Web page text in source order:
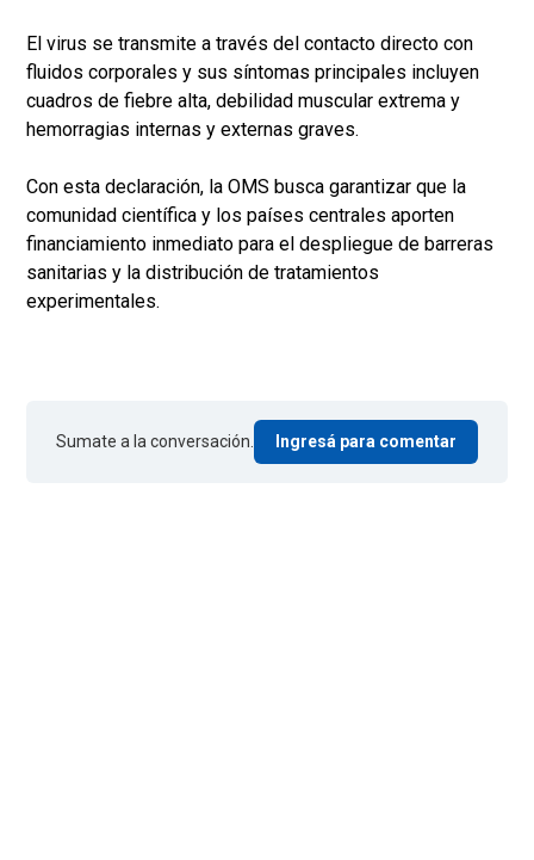
El virus se transmite a través del contacto directo con
fluidos corporales y sus síntomas principales incluyen
cuadros de fiebre alta, debilidad muscular extrema y
hemorragias internas y externas graves.
Con esta declaración, la OMS busca garantizar que la
comunidad científica y los países centrales aporten
financiamiento inmediato para el despliegue de barreras
sanitarias y la distribución de tratamientos
experimentales.
Sumate a la conversación. Ingresá para comentar